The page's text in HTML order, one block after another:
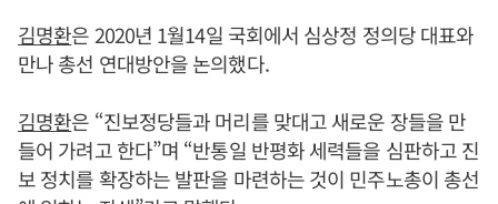
김명환은 2020년 1월14일 국회에서 심상정 정의당 대표와
만나 총선 연대방안을 논의했다.
김명환은 “진보정당들과 머리를 맞대고 새로운 장들을 만
들어 가려고 한다”며 “반통일 반평화 세력들을 심판하고 진
보 정치를 확장하는 발판을 마련하는 것이 민주노총이 총선